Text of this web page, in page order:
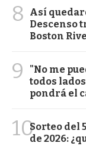
8
Así
Descenso
Boston
9
"No me
todos
pondrá el
10Sorteo del
de 2026: